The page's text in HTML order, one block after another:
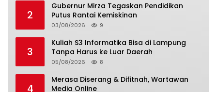
2
Gubernur Mirza Tegaskan Pendidikan
Putus Rantai Kemiskinan
03/08/2026 9
3
Kuliah S3 Informatika Bisa di Lampung
Tanpa Harus ke Luar Daerah
05/08/2026 8
4
Merasa Diserang & Difitnah, Wartawan
Media Online